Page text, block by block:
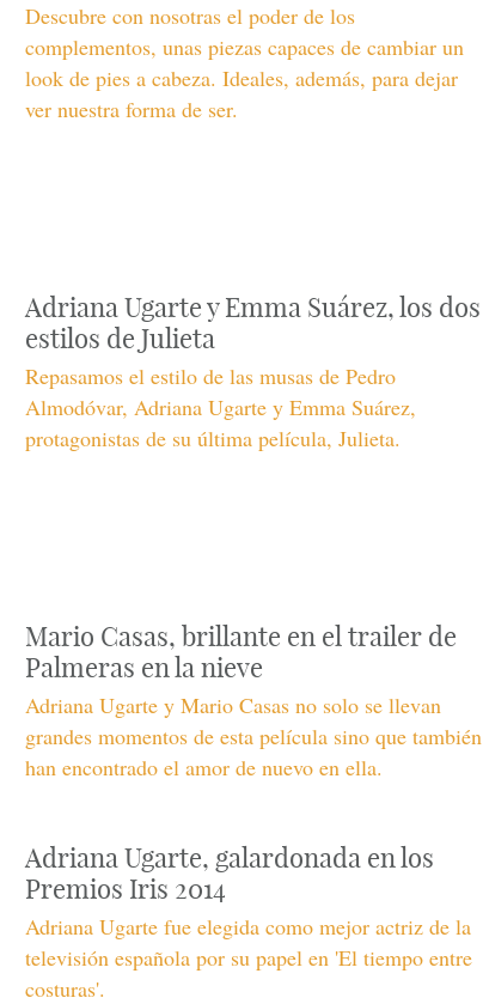
Descubre con nosotras el poder de los
complementos, unas piezas capaces de cambiar un
look de pies a cabeza. Ideales, además, para dejar
ver nuestra forma de ser.
Adriana Ugarte y Emma Suárez, los dos
estilos de Julieta
Repasamos el estilo de las musas de Pedro
Almodóvar, Adriana Ugarte y Emma Suárez,
protagonistas de su última película, Julieta.
Mario Casas, brillante en el trailer de
Palmeras en la nieve
Adriana Ugarte y Mario Casas no solo se llevan
grandes momentos de esta película sino que también
han encontrado el amor de nuevo en ella.
Adriana Ugarte, galardonada en los
Premios Iris 2014
Adriana Ugarte fue elegida como mejor actriz de la
televisión española por su papel en 'El tiempo entre
costuras'.